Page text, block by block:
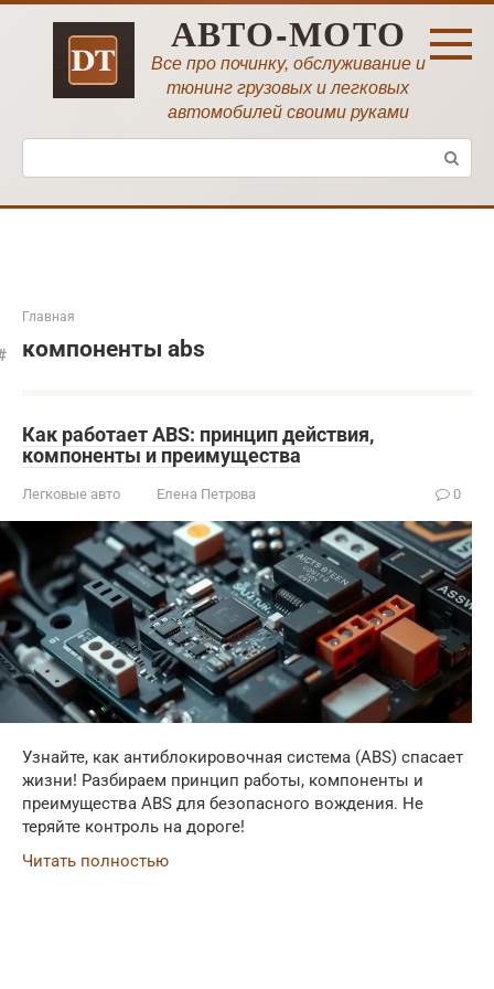
Перейти
АВТО-МОТО
Все про починку, обслуживание и
тюнинг грузовых и легковых
автомобилей своими руками
Поиск:
Главная
компоненты abs
Как работает ABS: принцип действия,
компоненты и преимущества
Легковые авто Елена Петрова 0
Узнайте, как антиблокировочная система (ABS) спасает
жизни! Разбираем принцип работы, компоненты и
преимущества ABS для безопасного вождения. Не
теряйте контроль на дороге!
Читать полностью